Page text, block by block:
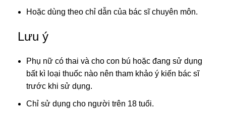
Hoặc dùng theo chỉ dẫn của bác sĩ chuyên môn.
Lưu ý
Phụ nữ có thai và cho con bú hoặc đang sử dụng
bất kì loại thuốc nào nên tham khảo ý kiến bác sĩ
trước khi sử dụng.
Chỉ sử dụng cho người trên 18 tuổi.